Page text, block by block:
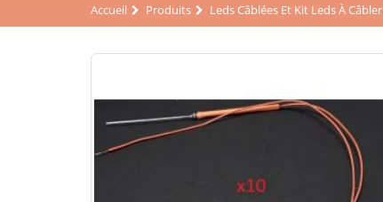
Accueil Produits Leds Câblées Et Kit Leds À Câbler